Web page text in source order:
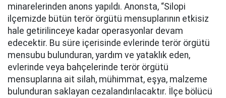
minarelerinden anons yapıldı. Anonsta, “Silopi
ilçemizde bütün terör örgütü mensuplarının etkisiz
hale getirilinceye kadar operasyonlar devam
edecektir. Bu süre içerisinde evlerinde terör örgütü
mensubu bulunduran, yardım ve yataklık eden,
evlerinde veya bahçelerinde terör örgütü
mensuplarına ait silah, mühimmat, eşya, malzeme
bulunduran saklayan cezalandırılacaktır. İlçe bölücü